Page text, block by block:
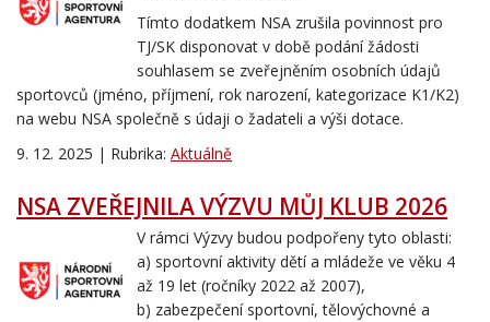
Tímto dodatkem NSA zrušila povinnost pro
TJ/SK disponovat v době podání žádosti
souhlasem se zveřejněním osobních údajů
sportovců (jméno, příjmení, rok narození, kategorizace K1/K2)
na webu NSA společně s údaji o žadateli a výši dotace.
9. 12. 2025 | Rubrika: Aktuálně
NSA ZVEŘEJNILA VÝZVU MŮJ KLUB 2026
V rámci Výzvy budou podpořeny tyto oblasti:
a) sportovní aktivity dětí a mládeže ve věku 4
až 19 let (ročníky 2022 až 2007),
b) zabezpečení sportovní, tělovýchovné a